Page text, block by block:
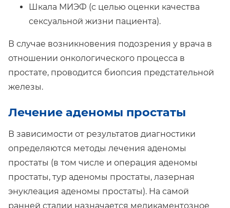
Шкала МИЭФ (с целью оценки качества
сексуальной жизни пациента).
В случае возникновения подозрения у врача в
отношении онкологического процесса в
простате, проводится биопсия предстательной
железы.
Лечение аденомы простаты
В зависимости от результатов диагностики
определяются методы лечения аденомы
простаты (в том числе и операция аденомы
простаты, тур аденомы простаты, лазерная
энуклеация аденомы простаты). На самой
ранней стадии назначается медикаментозное